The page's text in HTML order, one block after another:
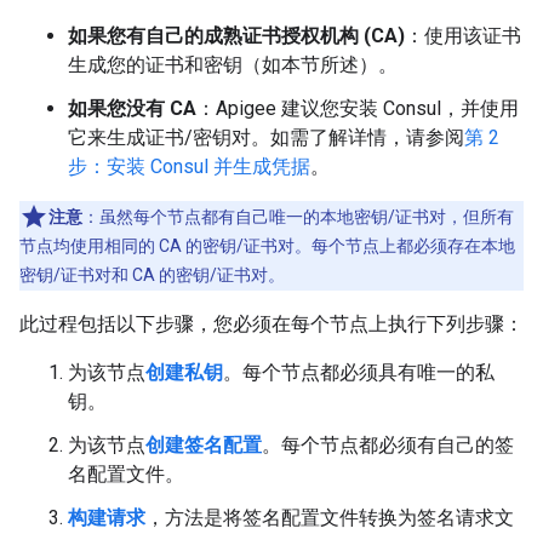
如果您有自己的成熟证书授权机构 (CA) ：使用该证书
生成您的证书和密钥（如本节所述）。
如果您没有 CA ：Apigee 建议您安装 Consul，并使用
它来生成证书/密钥对。如需了解详情，请参阅第 2
步：安装 Consul 并生成凭据。
注意 ：虽然每个节点都有自己唯一的本地密钥/证书对，但所有
节点均使用相同的 CA 的密钥/证书对。每个节点上都必须存在本地
密钥/证书对和 CA 的密钥/证书对。
此过程包括以下步骤，您必须在每个节点上执行下列步骤：
为该节点创建私钥。每个节点都必须具有唯一的私
钥。
为该节点创建签名配置。每个节点都必须有自己的签
名配置文件。
构建请求 ，方法是将签名配置文件转换为签名请求文